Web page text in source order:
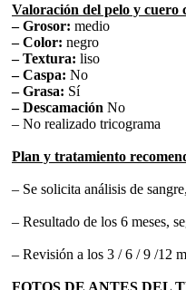
Valoración del pelo y cuero
– Grosor: medio
– Color: negro
– Textura: liso
– Caspa: No
– Grasa: Sí
– Descamación No
– No realizado tricograma
Plan y tratamiento
– Se solicita análisis de
– Resultado de los 6 meses,
– Revisión a los 3 / 6 / 9 /12
FOTOS DE ANTES DEL